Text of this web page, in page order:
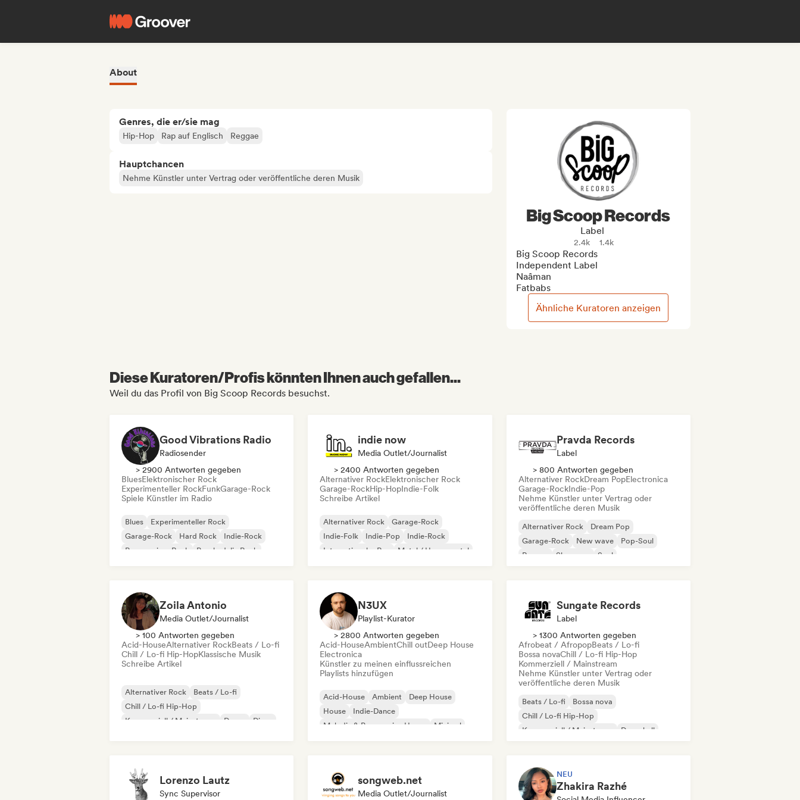
About
Genres, die er/sie mag
Hip-Hop Rap auf Englisch Reggae
Hauptchancen
Nehme Künstler unter Vertrag oder veröffentliche deren Musik
Big Scoop Records
Label
2.4k 1.4k
Big Scoop Records
Independent Label
Naâman
Fatbabs
Ähnliche Kuratoren anzeigen
Diese Kuratoren/Profis könnten Ihnen auch gefallen...
Weil du das Profil von Big Scoop Records besuchst.
Good Vibrations Radio
Radiosender
> 2900 Antworten gegeben
BluesElektronischer Rock
Experimenteller RockFunkGarage-Rock
Spiele Künstler im Radio
Blues
Experimenteller Rock
Garage-Rock
Hard Rock
Indie-Rock
Progressiver Rock
Psychedelic Rock
indie now
Media Outlet/Journalist
> 2400 Antworten gegeben
Alternativer RockElektronischer Rock
Garage-RockHip-HopIndie-Folk
Schreibe Artikel
Alternativer Rock
Garage-Rock
Indie-Folk
Indie-Pop
Indie-Rock
Internationaler Rap
Metal / Heavy metal
Pravda Records
Label
> 800 Antworten gegeben
Alternativer RockDream PopElectronica
Garage-RockIndie-Pop
Nehme Künstler unter Vertrag oder
veröffentliche deren Musik
Alternativer Rock
Dream Pop
Garage-Rock
New wave
Pop-Soul
Reggae
Shoegaze Soul
Zoila Antonio
Media Outlet/Journalist
> 100 Antworten gegeben
Acid-HouseAlternativer RockBeats / Lo-fi
Chill / Lo-fi Hip-HopKlassische Musik
Schreibe Artikel
Alternativer Rock
Beats / Lo-fi
Chill / Lo-fi Hip-Hop
Kommerziell / Mainstream
Dance
Disco
N3UX
Playlist-Kurator
> 2800 Antworten gegeben
Acid-HouseAmbientChill outDeep House
Electronica
Künstler zu meinen einflussreichen
Playlists hinzufügen
Acid-House Ambient
Deep House
House
Indie-Dance
Melodic & Progressive House
Minimal
Sungate Records
Label
> 1300 Antworten gegeben
Afrobeat / AfropopBeats / Lo-fi
Bossa novaChill / Lo-fi Hip-Hop
Kommerziell / Mainstream
Nehme Künstler unter Vertrag oder
veröffentliche deren Musik
Beats / Lo-fi
Bossa nova
Chill / Lo-fi Hip-Hop
Kommerziell / Mainstream
Dancehall
Lorenzo Lautz
Sync Supervisor
songweb.net
Media Outlet/Journalist
NEU
Zhakira Razhé